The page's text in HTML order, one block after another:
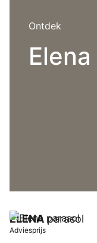
Events
Ontdek
Elena
ELENA parasol
Adviesprijs